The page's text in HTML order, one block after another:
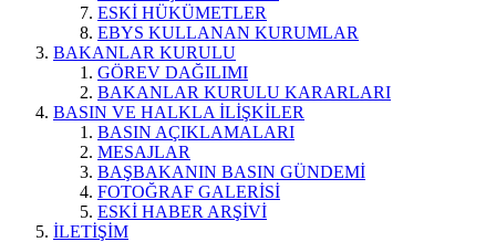
ESKİ HÜKÜMETLER
EBYS KULLANAN KURUMLAR
BAKANLAR KURULU
GÖREV DAĞILIMI
BAKANLAR KURULU KARARLARI
BASIN VE HALKLA İLİŞKİLER
BASIN AÇIKLAMALARI
MESAJLAR
BAŞBAKANIN BASIN GÜNDEMİ
FOTOĞRAF GALERİSİ
ESKİ HABER ARŞİVİ
İLETİŞİM